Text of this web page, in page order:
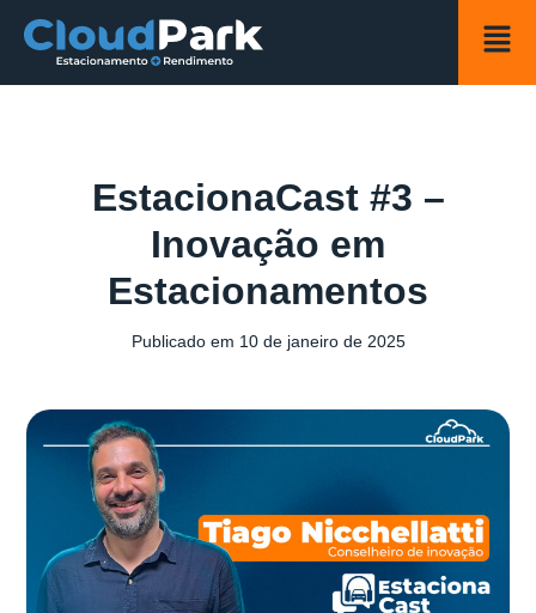
EstacionaCast #3 –
Inovação em
Estacionamentos
Publicado em 10 de janeiro de 2025